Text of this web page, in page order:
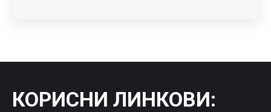
КОРИСНИ ЛИНКОВИ: